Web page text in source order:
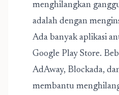
menghilangkan
adalah dengan
Ada banyak aplikasi
Google Play Store.
AdAway, Blockada,
membantu